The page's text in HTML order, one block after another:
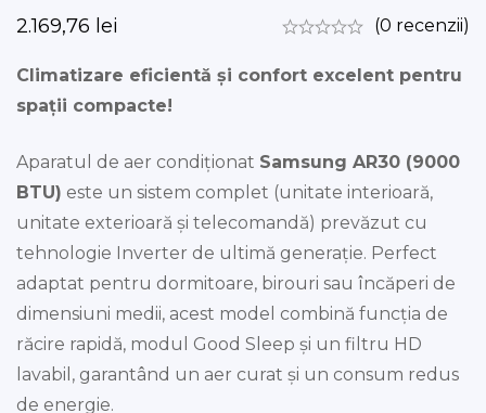
2.169,76 lei (0 recenzii)
Climatizare eficientă și confort excelent pentru
spații compacte!
Aparatul de aer condiționat Samsung AR30 (9000
BTU) este un sistem complet (unitate interioară,
unitate exterioară și telecomandă) prevăzut cu
tehnologie Inverter de ultimă generație. Perfect
adaptat pentru dormitoare, birouri sau încăperi de
dimensiuni medii, acest model combină funcția de
răcire rapidă, modul Good Sleep și un filtru HD
lavabil, garantând un aer curat și un consum redus
de energie.